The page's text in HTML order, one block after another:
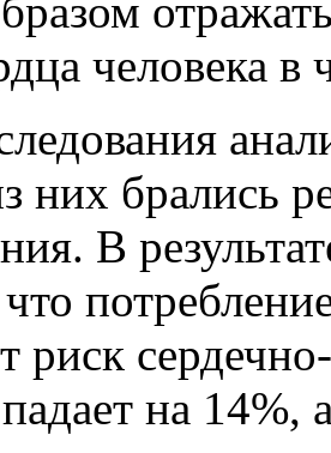
человека в
них брались
В
риск
на 14%,